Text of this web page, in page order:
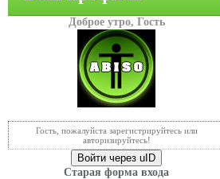
Доброе утро, Гость
Гость, пожалуйста зарегистрируйтесь или
авторизируйтесь!
Войти через uID
Старая форма входа